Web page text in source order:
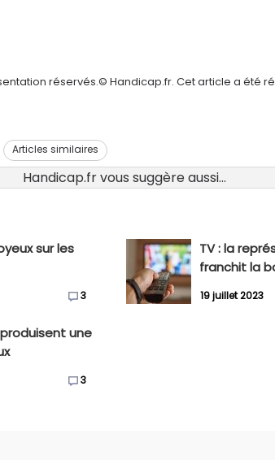
réservés.© Handicap.fr. Cet article a été
Articles similaires
Handicap.fr vous suggère aussi...
sur les
3
TV : la
franchit la
19 juillet 2023
une
3